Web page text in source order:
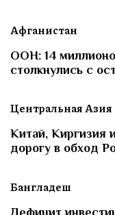
Афганистан
ООН: 14
столкнулись с
Центральная Азия
Китай, Киргизия
дорогу в обход
Бангладеш
Дефицит